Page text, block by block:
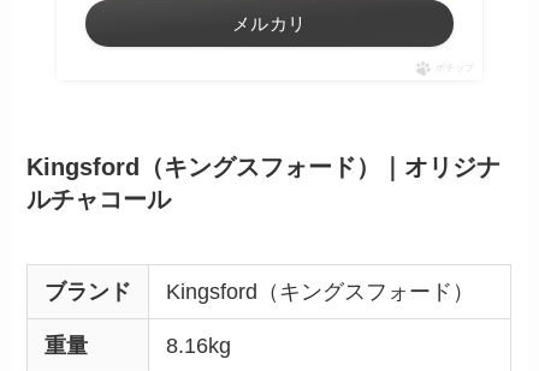
メルカリ
ポチップ
Kingsford（キングスフォード）｜オリジナ
ルチャコール
ブランド Kingsford（キングスフォード）
重量 8.16kg